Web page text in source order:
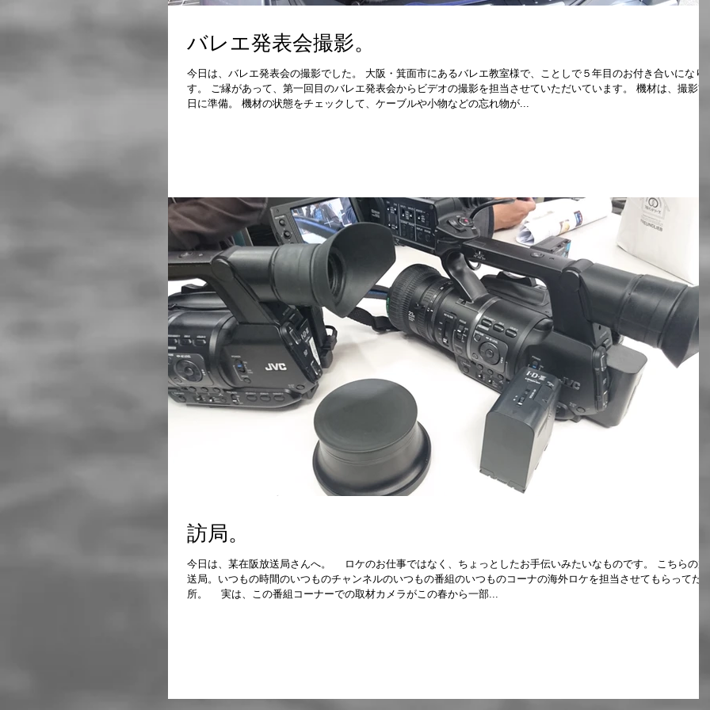
バレエ発表会撮影。
今日は、バレエ発表会の撮影でした。 大阪・箕面市にあるバレエ教室様で、ことしで５年目のお付き合いになり
す。 ご縁があって、第一回目のバレエ発表会からビデオの撮影を担当させていただいています。 機材は、撮影前
日に準備。 機材の状態をチェックして、ケーブルや小物などの忘れ物が...
訪局。
今日は、某在阪放送局さんへ。 ロケのお仕事ではなく、ちょっとしたお手伝いみたいなものです。 こちらの放
送局。いつもの時間のいつものチャンネルのいつもの番組のいつものコーナの海外ロケを担当させてもらってた
所。 実は、この番組コーナーでの取材カメラがこの春から一部...